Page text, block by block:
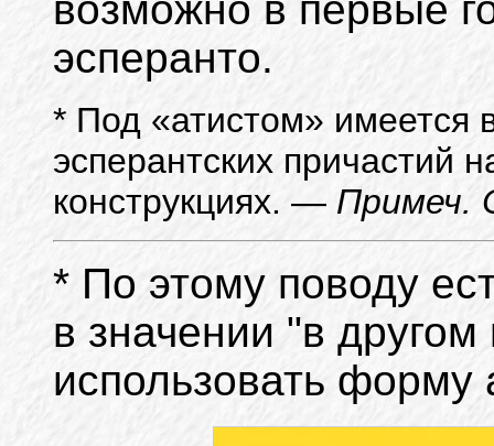
эсперанто.
* Под «атистом» имеется
эсперантских причастий
конструкциях. — Примеч.
* По этому поводу
в значении "в
использовать